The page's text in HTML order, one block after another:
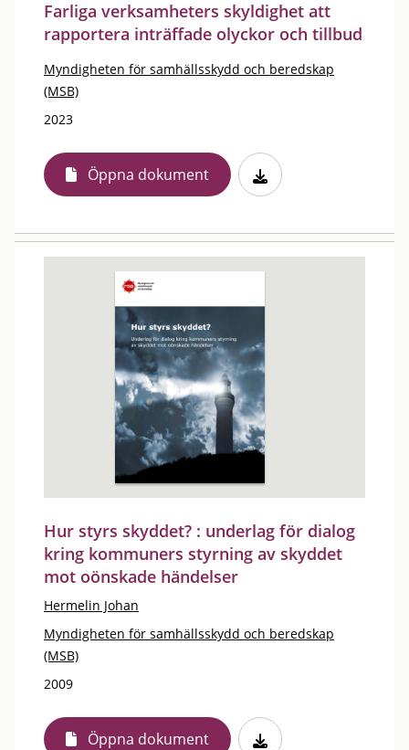
Farliga verksamheters skyldighet att
rapportera inträffade olyckor och tillbud
Myndigheten för samhällsskydd och beredskap
(MSB)
2023
Öppna dokument
Hur styrs skyddet? : underlag för dialog
kring kommuners styrning av skyddet
mot oönskade händelser
Hermelin Johan
Myndigheten för samhällsskydd och beredskap
(MSB)
2009
Öppna dokument